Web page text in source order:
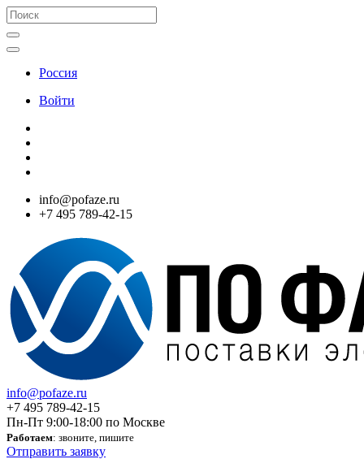
Россия
Войти
info@pofaze.ru
+7 495 789-42-15
info@pofaze.ru
+7 495 789-42-15
Пн-Пт 9:00-18:00 по Москве
Работаем: звоните, пишите
Отправить заявку